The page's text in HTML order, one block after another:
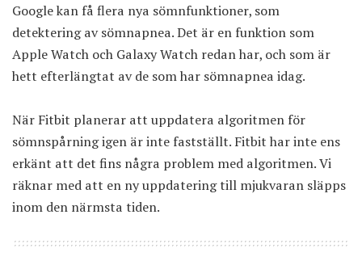
Google kan få flera nya sömnfunktioner, som
detektering av sömnapnea. Det är en funktion som
Apple Watch och Galaxy Watch redan har, och som är
hett efterlängtat av de som har sömnapnea idag.
När Fitbit planerar att uppdatera algoritmen för
sömnspårning igen är inte fastställt. Fitbit har inte ens
erkänt att det fins några problem med algoritmen. Vi
räknar med att en ny uppdatering till mjukvaran släpps
inom den närmsta tiden.